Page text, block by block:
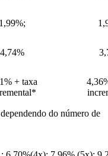
1,99%;
4,74%
+ taxa
do número de